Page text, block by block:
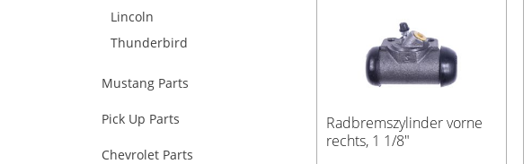
Lincoln
Thunderbird
Mustang Parts
Pick Up Parts
Chevrolet Parts
Radbremszylinder vorne
rechts, 1 1/8"